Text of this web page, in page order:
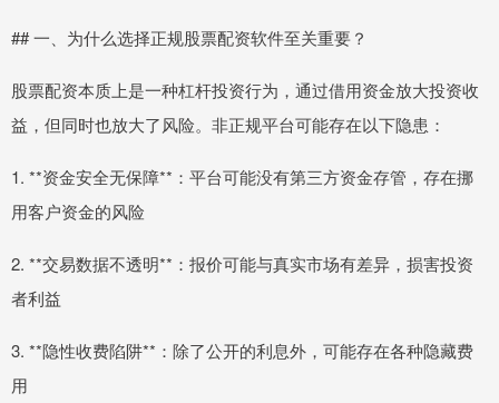
## 一、为什么选择正规股票配资软件至关重要？
股票配资本质上是一种杠杆投资行为，通过借用资金放大投资收
益，但同时也放大了风险。非正规平台可能存在以下隐患：
1. **资金安全无保障**：平台可能没有第三方资金存管，存在挪
用客户资金的风险
2. **交易数据不透明**：报价可能与真实市场有差异，损害投资
者利益
3. **隐性收费陷阱**：除了公开的利息外，可能存在各种隐藏费
用